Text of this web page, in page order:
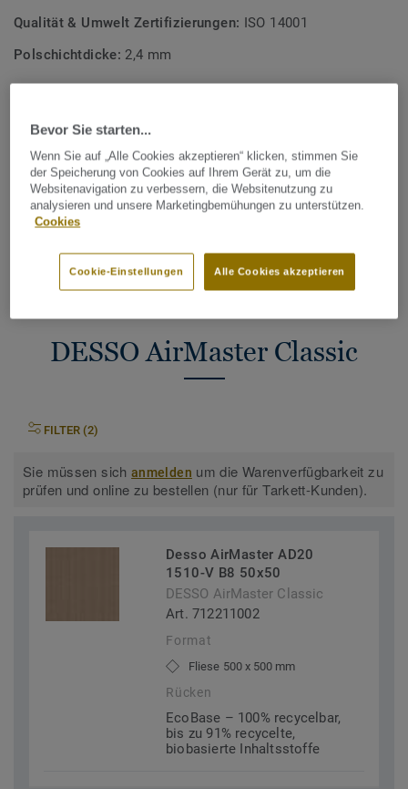
*Basierend auf dem GUI-Testbericht AirMaster® 090225-01
DF mit DESSO AirMaster® im Vergleich zu einem glatten
Qualität & Umwelt Zertifizierungen: ISO 14001
Polschichtdicke: 2,4 mm
CO2 FUSSABDRUCK BERECHNEN
DESSO AirMaster Classic
FILTER (2)
Sie müssen sichanmelden um die Warenverfügbarkeit zu
prüfen und online zu bestellen (nur für Tarkett-Kunden).
Desso AirMaster AD20
1510-V B8 50x50
DESSO AirMaster Classic
Art. 712211002
Format
Fliese 500 x 500 mm
Rücken
EcoBase – 100% recycelbar,
bis zu 91% recycelte,
biobasierte Inhaltsstoffe
Bevor Sie starten...
Wenn Sie auf „Alle Cookies akzeptieren“ klicken, stimmen Sie
der Speicherung von Cookies auf Ihrem Gerät zu, um die
Websitenavigation zu verbessern, die Websitenutzung zu
analysieren und unsere Marketingbemühungen zu unterstützen.
Cookies
Alle Cookies akzeptieren
Cookie-Einstellungen